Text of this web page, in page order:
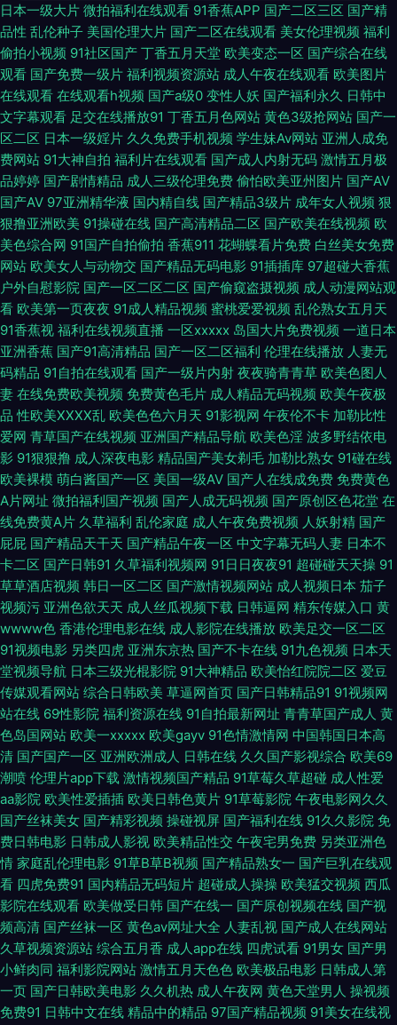
极品尤物蜜桃视频 国产亚洲天堂一区在线 亚洲黄色osjdyd 91玉足视频在线
播放 在线看国产五六区 中日韩无码不卡 日韩一AV 91视频网站精选大全 九一
色产 综合av在线 大香蕉丝袜伊人 日美人兽视频 91美女足交 高清无码内射
深夜福利试看AV 91在线视频观看 亚色91 成人激情综合网 日韩福利导航官网
91资源在线观看 蜜桃视频在线看 91精品日韩专区 国产一区欧美性爱 熟美人
妻一区二区三 99在线视频福利社 男人的天堂在线另类 91青青 精品久久噜噜
先锋Av中文区 91探花在线观看 国产人妻精品在线 午夜性网 91色蝌蚪夫妻视
频 黑人妖肏逼 色鬼綜合爽爽 91熟女视频播放 韩国日本欧美国产 亚洲欧洲别
类日本 91视频新地址 精品福利视频92 婷婷五月亚洲色图 超碰92 91不卡在
线看 自拍九区 91中文娱乐网 女同网站在线免费观看 91精品178页 亚洲色呦
呦 午夜色网站 91色黑人在线播放 久久国产精品国语对白 亚洲先锋电影 福利
视频99网 日韩三级在线资源 91视频免费看网站 九色自拍网 99久久国产免费
观 美欧韩一三区 91C在线观看视频 俺去也色 久久人妻国内精品 少妇一线天
丝袜足交 A片色图 97re在线 91蜜桃传媒一区 91亚洲熟女 九草一区 欧美在线
cd人妖视频 91涩涩大片 激情福利AV 婷婷五月影院 91网址成人TV 日本高清
在线视频 91黄色视屏 国产精品九九视频 色色日b电影天堂 97福利视频 老牛
福利导航 伊人92 超碰久肏在线 欧美人妖特级电影 91蜜桃R18入口 国产在线
买级一区 香蕉久久影院 91私密 日韩高清无码123 91九色porn蝌科 国产人妖
伪娘磁力链接 婷婷五月亚洲色图 俺去啦俺去撸 欧美性爱亚洲91 91搞熟女 国
产超碰人人肏 先锋成人Av影院 91中文资源视频 久久嫩草精品久久 亚洲在线
福利社女上位 色悠悠桃花综合 91视频回放 国内精品久久高潮 五月天福利网
91主播色 男人天堂AA 91超碰人人澡人人妻 福利视频区 91中文蝌蚪 另类激
情第一页 中文字幕有码无码 阿V视频在线观看日韩 91精东视频 国产一久久
日本一级大片 微拍福利在线观看 91香蕉APP 国产二区三区 国产精
品性 乱伦种子 美国伦理大片 国产二区在线观看 美女伦理视频 福利
偷拍小视频 91社区国产 丁香五月天堂 欧美变态一区 国产综合在线
观看 国产免费一级片 福利视频资源站 成人午夜在线观看 欧美图片
在线观看 在线观看h视频 国产a级0 变性人妖 国产福利永久 日韩中
文字幕观看 足交在线播放91 丁香五月色网站 黄色3级抢网站 国产一
区二区 日本一级婬片 久久免费手机视频 学生妹Av网站 亚洲人成免
费网站 91大神自拍 福利片在线观看 国产成人内射无码 激情五月极
品婷婷 国产剧情精品 成人三级伦理免费 偷怕欧美亚州图片 国产AV
国产AV 97亚洲精华液 国内精自线 国产精品3级片 成年女人视频 狠
狠撸亚洲欧美 91操碰在线 国产高清精品二区 国产欧美在线视频 欧
美色综合网 91国产自拍偷拍 香蕉911 花蝴蝶看片免费 白丝美女免费
网站 欧美女人与动物交 国产精品无码电影 91插插库 97超碰大香蕉
户外自慰影院 国产一区二区二区 国产偷窥盗摄视频 成人动漫网站观
看 欧美第一页夜夜 91成人精品视频 蜜桃爱爱视频 乱伦熟女五月天
91香蕉视 福利在线视频直播 一区xxxxx 岛国大片免费视频 一道日本
亚洲香蕉 国产91高清精品 国产一区二区福利 伦理在线播放 人妻无
码精品 91自拍在线观看 国产一级片内射 夜夜骑青青草 欧美色图人
妻 在线免费欧美视频 免费黄色毛片 成人精品无码视频 欧美午夜极
品 性欧美ⅩⅩⅩⅩ乱 欧美色色六月天 91影视网 午夜伦不卡 加勒比性
爱网 青草国产在线视频 亚洲国产精品导航 欧美色淫 波多野结依电
影 91狠狠撸 成人深夜电影 精品国产美女剃毛 加勒比熟女 91碰在线
欧美裸模 萌白酱国产一区 美国一级AV 国产人在线成免费 免费黄色
A片网址 微拍福利国产视频 国产人成无码视频 国产原创区色花堂 在
线免费黄A片 久草福利 乱伦家庭 成人午夜免费视频 人妖射精 国产
屁屁 国产精品天干天 国产精品午夜一区 中文字幕无码人妻 日本不
卡二区 国产日韩91 久草福利视频网 91日日夜夜91 超碰碰天天操 91
草草酒店视频 韩日一区二区 国产激情视频网站 成人视频日本 茄子
视频污 亚洲色欲天天 成人丝瓜视频下载 日韩逼网 精东传媒入口 黄
wwww色 香港伦理电影在线 成人影院在线播放 欧美足交一区二区
91视频电影 另类四虎 亚洲东京热 国产不卡在线 91九色视频 日本天
堂视频导航 日本三级光棍影院 91大神精品 欧美怡红院院二区 爱豆
传媒观看网站 综合日韩欧美 草逼网首页 国产日韩精品91 91视频网
站在线 69性影院 福利资源在线 91自拍最新网址 青青草国产成人 黄
色岛国网站 欧美一xxxxx 欧美gayv 91色情激情网 中国韩国日本高
清 国产国产一区 亚洲欧洲成人 日韩在线 久久国产影视综合 欧美69
潮喷 伦理片app下载 激情视频国产精品 91草莓久草超碰 成人性爱
aa影院 欧美性爱插插 欧美日韩色黄片 91草莓影院 午夜电影网久久
国产丝袜美女 国产精彩视频 操碰视屏 国产福利在线 91久久影院 免
费日韩电影 日韩成人影视 欧美精品性交 午夜宅男免费 另类亚洲色
情 家庭乱伦理电影 91草B草B视频 国产精品熟女一 国产巨乳在线观
看 四虎免费91 国内精品无码短片 超碰成人操操 欧美猛交视频 西瓜
影院在线观看 欧美做受日韩 国产在线一 国产原创视频在线 国产视
频高清 国产丝袜一区 黄色av网址大全 人妻乱视 国产成人在线网站
久草视频资源站 综合五月香 成人app在线 四虎试看 91男女 国产男
小鲜肉同 福利影院网站 激情五月天色色 欧美极品电影 日韩成人第
一页 国产日韩欧美电影 久久机热 成人午夜网 黄色天堂男人 操视频
免费91 日韩中文在线 精品中的精品 97国产精品视频 91美女在线视